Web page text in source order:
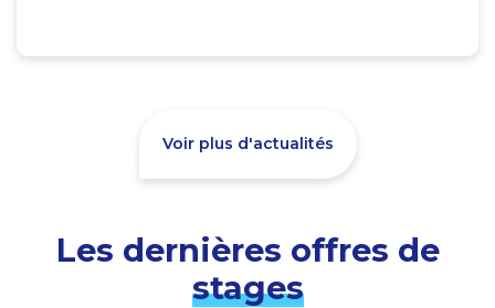
Voir plus d'actualités
Les dernières offres de
stages